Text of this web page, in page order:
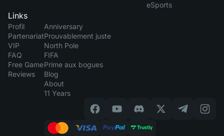
eSports
Links
Profil
Partenariat
VIP
FAQ
Free Game
Reviews
Anniversary
Prouvablement juste
North Pole
FIFA
Prime aux bogues
Blog
About
11 Years